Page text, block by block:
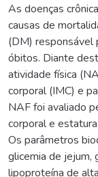
As doenças
causas de
(DM) responsável
óbitos. Diante
atividade física
corporal (IMC) e
NAF foi avaliado
corporal e
Os parâmetros
glicemia de jejum,
lipoproteína de